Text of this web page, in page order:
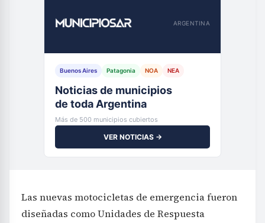
ARGENTINA
Buenos Aires Patagonia NOA NEA
Noticias de municipios
de toda Argentina
Más de 500 municipios cubiertos
VER NOTICIAS →
Las nuevas motocicletas de emergencia fueron
diseñadas como Unidades de Respuesta